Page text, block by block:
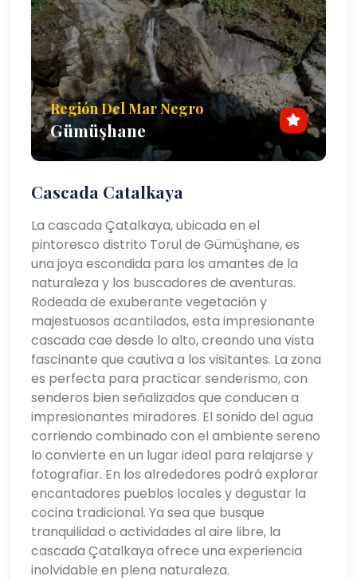
Región Del Mar Negro
Gümüşhane
Cascada Catalkaya
La cascada Çatalkaya, ubicada en el
pintoresco distrito Torul de Gümüşhane, es
una joya escondida para los amantes de la
naturaleza y los buscadores de aventuras.
Rodeada de exuberante vegetación y
majestuosos acantilados, esta impresionante
cascada cae desde lo alto, creando una vista
fascinante que cautiva a los visitantes. La zona
es perfecta para practicar senderismo, con
senderos bien señalizados que conducen a
impresionantes miradores. El sonido del agua
corriendo combinado con el ambiente sereno
lo convierte en un lugar ideal para relajarse y
fotografiar. En los alrededores podrá explorar
encantadores pueblos locales y degustar la
cocina tradicional. Ya sea que busque
tranquilidad o actividades al aire libre, la
cascada Çatalkaya ofrece una experiencia
inolvidable en plena naturaleza.